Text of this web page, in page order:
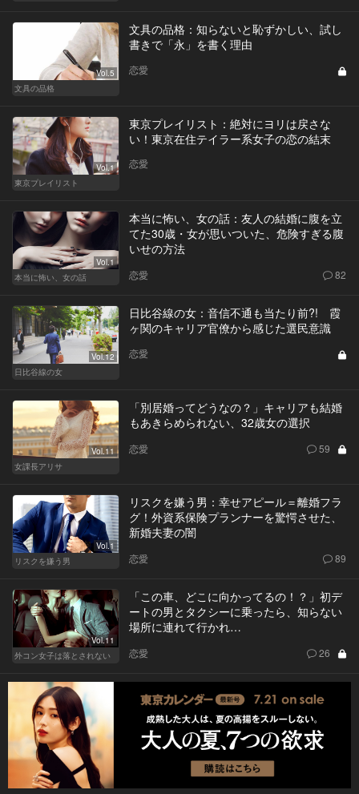
Vol.5
文具の品格
文具の品格：知らないと恥ずかしい、試し
書きで「永」を書く理由
恋愛
Vol.1
東京プレイリスト
東京プレイリスト：絶対にヨリは戻さな
い！東京在住テイラー系女子の恋の結末
恋愛
Vol.1
本当に怖い、女の話
本当に怖い、女の話：友人の結婚に腹を立
てた30歳・女が思いついた、危険すぎる腹
いせの方法
恋愛 82
Vol.12
日比谷線の女
日比谷線の女：音信不通も当たり前?! 霞
ヶ関のキャリア官僚から感じた選民意識
恋愛
Vol.11
女課長アリサ
「別居婚ってどうなの？」キャリアも結婚
もあきらめられない、32歳女の選択
恋愛 59
Vol.1
リスクを嫌う男
リスクを嫌う男：幸せアピール＝離婚フラ
グ！外資系保険プランナーを驚愕させた、
新婚夫妻の闇
恋愛 89
Vol.11
外コン女子は落とされない
「この車、どこに向かってるの！？」初デ
ートの男とタクシーに乗ったら、知らない
場所に連れて行かれ…
恋愛 26